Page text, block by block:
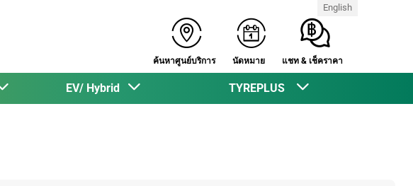
ค้นหาศูนย์บริการ นัดหมาย แชท & เช็คราคา
English
EV/ Hybrid TYREPLUS